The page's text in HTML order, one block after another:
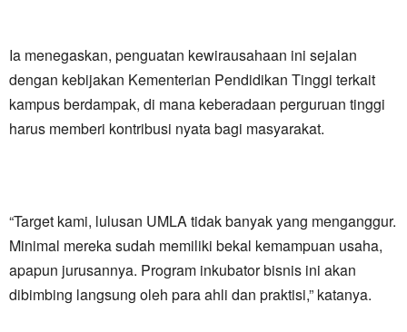
Ia menegaskan, penguatan kewirausahaan ini sejalan
dengan kebijakan Kementerian Pendidikan Tinggi terkait
kampus berdampak, di mana keberadaan perguruan tinggi
harus memberi kontribusi nyata bagi masyarakat.
“Target kami, lulusan UMLA tidak banyak yang menganggur.
Minimal mereka sudah memiliki bekal kemampuan usaha,
apapun jurusannya. Program inkubator bisnis ini akan
dibimbing langsung oleh para ahli dan praktisi,” katanya.